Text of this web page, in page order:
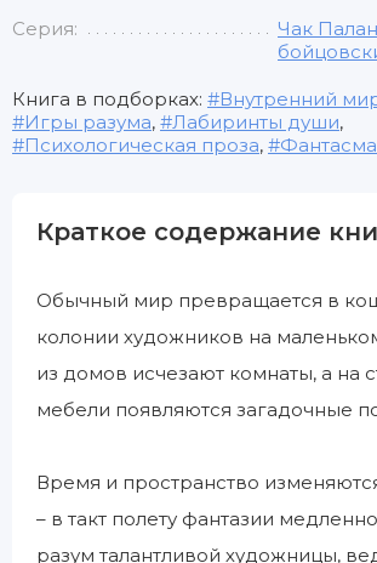
Серия:
Чак
Книга в подборках: Внутренний
Игры разума, Лабиринты души,
Психологическая проза,
Краткое содержание
Обычный мир превращается в
колонии художников на
из домов исчезают комнаты, а на
мебели появляются загадочные
Время и пространство
– в такт полету фантазии
разум талантливой художницы,